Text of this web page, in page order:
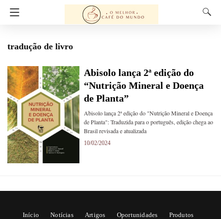
tradução de livro
Abisolo lança 2ª edição do
“Nutrição Mineral e Doença
de Planta”
Abisolo lança 2ª edição do "Nutrição Mineral e Doença
de Planta": Traduzida para o português, edição chega ao
Brasil revisada e atualizada
10/02/2024
Início Notícias Artigos Oportunidades
Produtos